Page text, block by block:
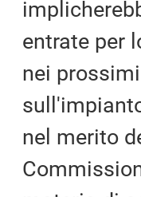
entrate per
nei
nel merito